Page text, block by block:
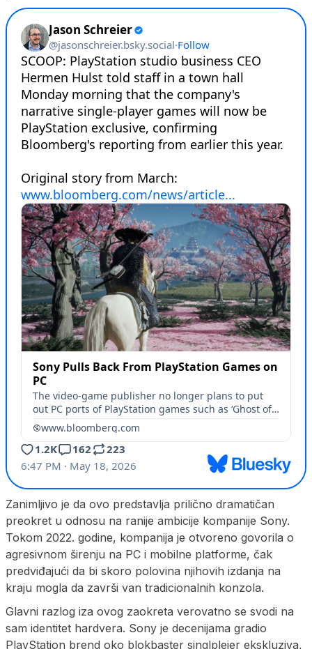
Zanimljivo je da ovo predstavlja prilično dramatičan
preokret u odnosu na ranije ambicije kompanije Sony.
Tokom 2022. godine, kompanija je otvoreno govorila o
agresivnom širenju na PC i mobilne platforme, čak
predviđajući da bi skoro polovina njihovih izdanja na
kraju mogla da završi van tradicionalnih konzola.
Glavni razlog iza ovog zaokreta verovatno se svodi na
sam identitet hardvera. Sony je decenijama gradio
PlayStation brend oko blokbaster singlplejer ekskluziva,